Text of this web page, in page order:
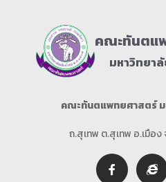
คณะทันตแ
มหาวิทยา
คณะทันตแพทยศาสตร์ ม
ถ.สุเทพ ต.สุเทพ อ.เมือ